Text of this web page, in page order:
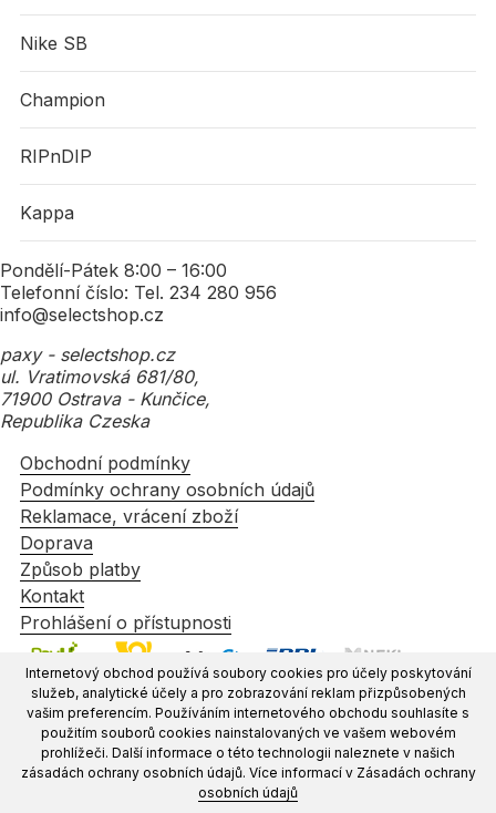
Internetový obchod používá soubory cookies pro účely poskytování
služeb, analytické účely a pro zobrazování reklam přizpůsobených
vašim preferencím. Používáním internetového obchodu souhlasíte s
použitím souborů cookies nainstalovaných ve vašem webovém
prohlížeči. Další informace o této technologii naleznete v našich
zásadách ochrany osobních údajů. Více informací v Zásadách ochrany
osobních údajů
Nike SB
Champion
RIPnDIP
Kappa
Pondělí-Pátek 8:00 – 16:00
Telefonní číslo: Tel. 234 280 956
info@selectshop.cz
paxy - selectshop.cz
ul. Vratimovská 681/80,
71900 Ostrava - Kunčice,
Republika Czeska
Obchodní podmínky
Podmínky ochrany osobních údajů
Reklamace, vrácení zboží
Doprava
Způsob platby
Kontakt
Prohlášení o přístupnosti